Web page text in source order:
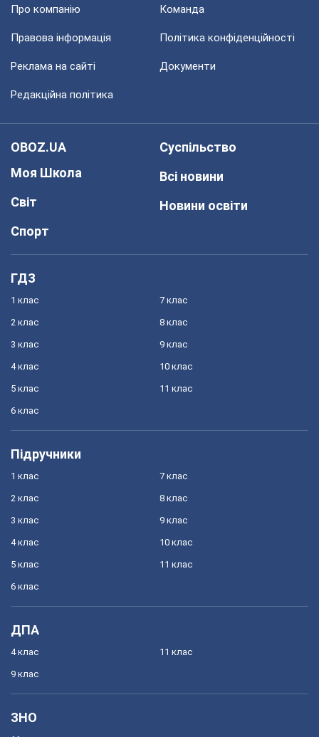
Про компанію Команда
Правова інформація Політика конфіденційності
Реклама на сайті Документи
Редакційна політика
OBOZ.UA
Моя Школа
Світ
Спорт
Суспільство
Всі новини
Новини освіти
ГДЗ
1 клас
2 клас
3 клас
4 клас
5 клас
6 клас
7 клас
8 клас
9 клас
10 клас
11 клас
Підручники
1 клас
2 клас
3 клас
4 клас
5 клас
6 клас
7 клас
8 клас
9 клас
10 клас
11 клас
ДПА
4 клас
9 клас
11 клас
ЗНО